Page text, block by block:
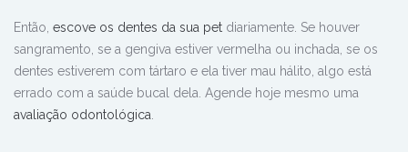
Então, escove os dentes da sua pet diariamente. Se houver
sangramento, se a gengiva estiver vermelha ou inchada, se os
dentes estiverem com tártaro e ela tiver mau hálito, algo está
errado com a saúde bucal dela. Agende hoje mesmo uma
avaliação odontológica.